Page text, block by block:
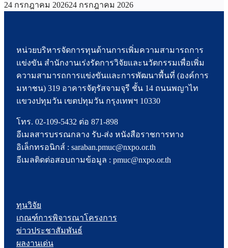
24 กรกฎาคม 202624 กรกฎาคม 2026
หน่วยบริหารจัดการทุนด้านการเพิ่มความสามารถการ
แข่งขัน สำนักงานเร่งรัดการวิจัยและนวัตกรรมเพื่อเพิ่ม
ความสามารถการแข่งขันและการพัฒนาพื้นที่ (องค์การ
มหาชน) 319 อาคารจัตุรัสจามจุรี ชั้น 14 ถนนพญาไท
แขวงปทุมวัน เขตปทุมวัน กรุงเทพฯ 10330
โทร. 02-109-5432 ต่อ 871-898
อีเมลสารบรรณกลาง รับ-ส่ง หนังสือราชการทาง
อิเล็กทรอนิกส์ : saraban.pmuc@nxpo.or.th
อีเมลติดต่อสอบถามข้อมูล : pmuc@nxpo.or.th
ทุนวิจัย
เกณฑ์การพิจารณาโครงการ
ข่าวประชาสัมพันธ์
ผลงานเด่น